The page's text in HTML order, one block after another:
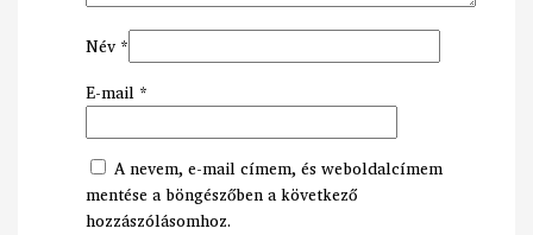
Név *
E-mail *
A nevem, e-mail címem, és weboldalcímem
mentése a böngészőben a következő
hozzászólásomhoz.